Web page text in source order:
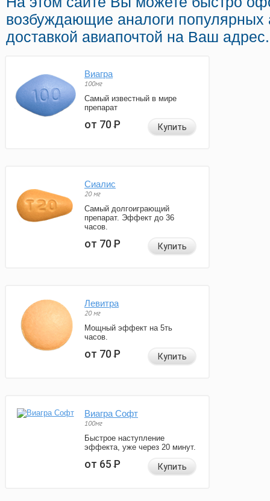
возбуждающие аналоги
доставкой авиапочтой на Ваш адрес.
Виагра
100мг
Самый известный в мире
препарат
от 70Р Купить
Сиалис
20 мг
Самый долгоиграющий
препарат. Эффект до 36
часов.
от 70Р Купить
Левитра
20 мг
Мощный эффект на 5ть
часов.
от 70Р Купить
Виагра Софт
100мг
Быстрое наступление
эффекта, уже через 20 минут.
от 65Р Купить